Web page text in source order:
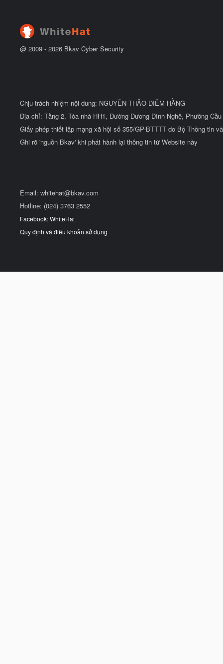
u
@ 2009 - 2026 Bkav Cyber Security
Chịu trách nhiệm nội dung: NGUYỄN THẢO DIỄM HẰNG
Địa chỉ: Tầng 2, Tòa nhà HH1, Đường Dương Đình Nghệ, Phường
Giấy phép thiết lập mạng xã hội số 355/GP-BTTTT do Bộ Thông tin
Ghi rõ 'nguồn Bkav' khi phát hành lại thông tin từ Website này
Email: whitehat@bkav.com
Hotline: (024) 3763 2552
Facebook: WhiteHat
Quy định và điều khoản sử dụng